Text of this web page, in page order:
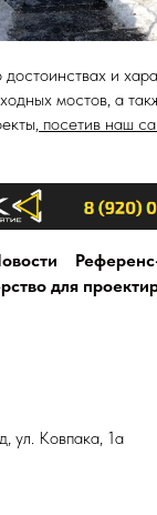
и
мостов, а
посетив наш
для
ул. Ковпака, 1а